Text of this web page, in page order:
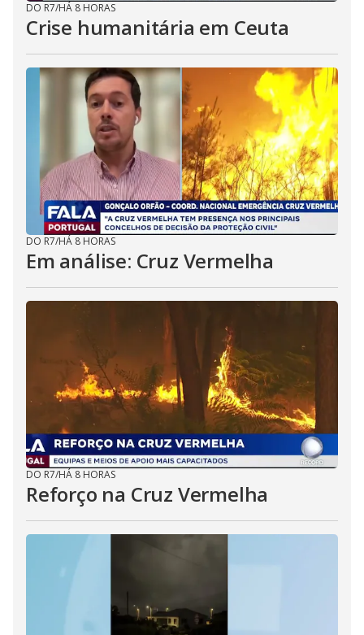
DO R7/HÁ 8 HORAS
Crise humanitária em Ceuta
DO R7/HÁ 8 HORAS
Em análise: Cruz Vermelha
DO R7/HÁ 8 HORAS
Reforço na Cruz Vermelha